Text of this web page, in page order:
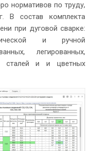
нормативов по труду,
В состав комплекта
при дуговой сварке:
и ручной
легированных,
сталей и и цветных